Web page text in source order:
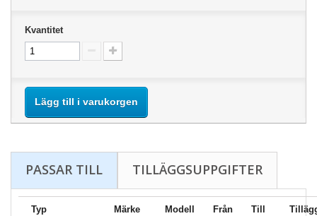
Kvantitet
Lägg till i varukorgen
PASSAR TILL TILLÄGGSUPPGIFTER
Typ Märke Modell
Från
Till